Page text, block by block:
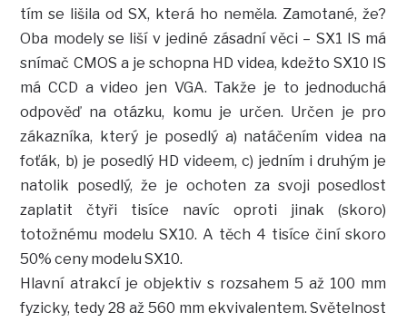
tím se lišila od SX, která ho neměla. Zamotané, že?
Oba modely se liší v jediné zásadní věci – SX1 IS má
snímač CMOS a je schopna HD videa, kdežto SX10 IS
má CCD a video jen VGA. Takže je to jednoduchá
odpověď na otázku, komu je určen. Určen je pro
zákazníka, který je posedlý a) natáčením videa na
foťák, b) je posedlý HD videem, c) jedním i druhým je
natolik posedlý, že je ochoten za svoji posedlost
zaplatit čtyři tisíce navíc oproti jinak (skoro)
totožnému modelu SX10. A těch 4 tisíce činí skoro
50% ceny modelu SX10.
Hlavní atrakcí je objektiv s rozsahem 5 až 100 mm
fyzicky, tedy 28 až 560 mm ekvivalentem. Světelnost